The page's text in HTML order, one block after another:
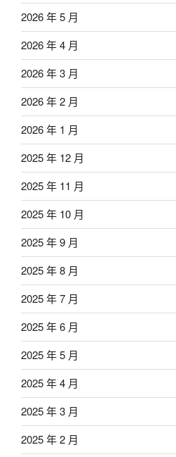
2026 年 5 月
2026 年 4 月
2026 年 3 月
2026 年 2 月
2026 年 1 月
2025 年 12 月
2025 年 11 月
2025 年 10 月
2025 年 9 月
2025 年 8 月
2025 年 7 月
2025 年 6 月
2025 年 5 月
2025 年 4 月
2025 年 3 月
2025 年 2 月